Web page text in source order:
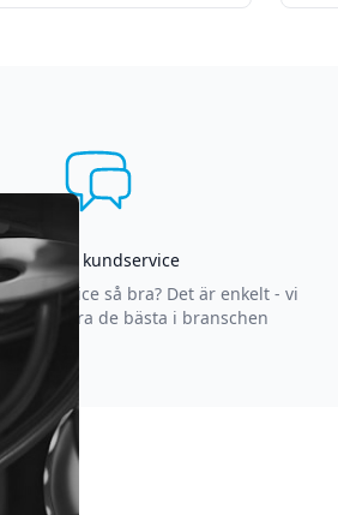
Asgrym kundservice
så bra? Det är enkelt - vi
att vara de bästa i branschen